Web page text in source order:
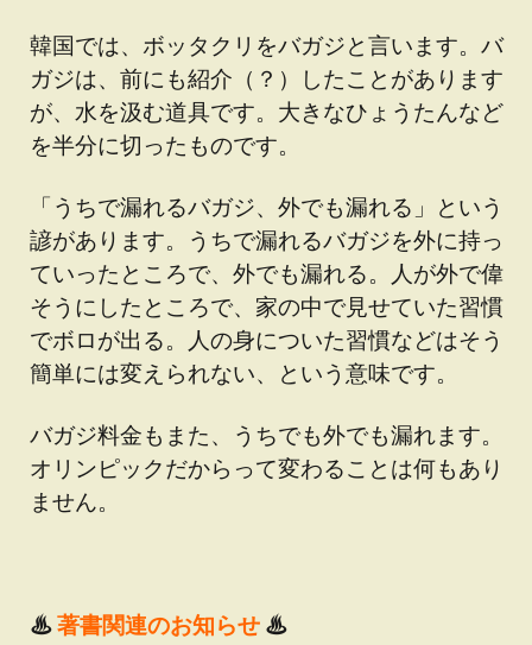
韓国では、ボッタクリをバガジと言います。バ
ガジは、前にも紹介（？）したことがあります
が、水を汲む道具です。大きなひょうたんなど
を半分に切ったものです。
「うちで漏れるバガジ、外でも漏れる」という
諺があります。うちで漏れるバガジを外に持っ
ていったところで、外でも漏れる。人が外で偉
そうにしたところで、家の中で見せていた習慣
でボロが出る。人の身についた習慣などはそう
簡単には変えられない、という意味です。
バガジ料金もまた、うちでも外でも漏れます。
オリンピックだからって変わることは何もあり
ません。
♨著書関連のお知らせ ♨